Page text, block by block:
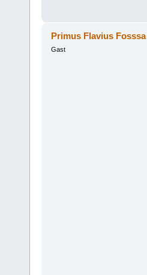
Primus Flavius Fosssa
Gast